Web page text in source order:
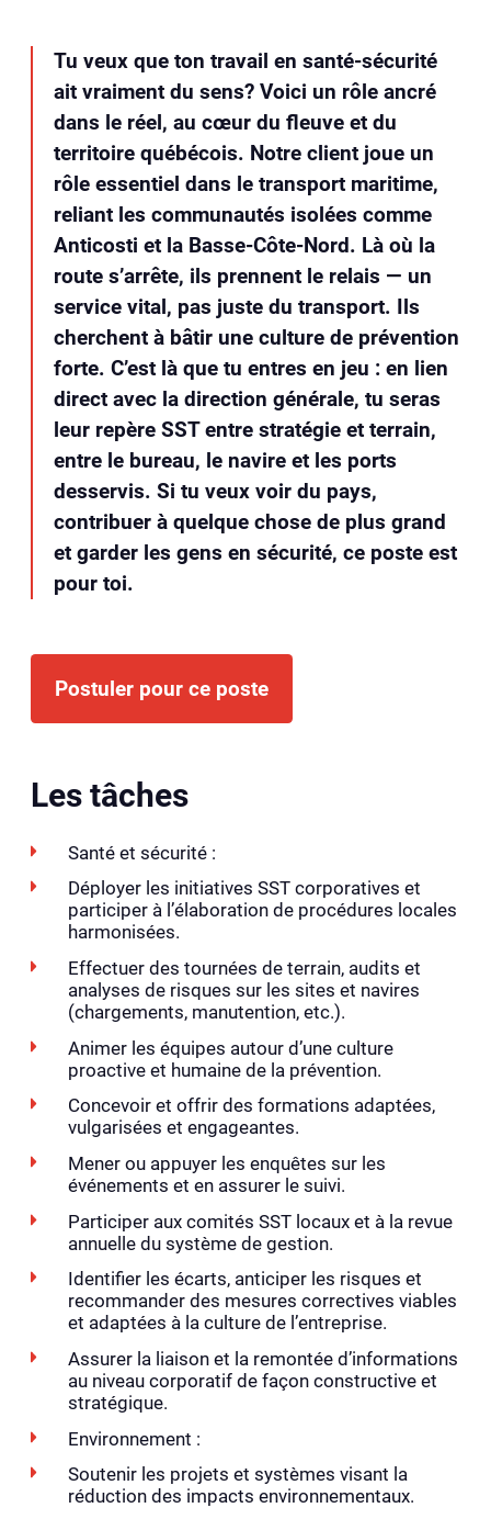
Tu veux que ton travail en santé-sécurité
ait vraiment du sens? Voici un rôle ancré
dans le réel, au cœur du fleuve et du
territoire québécois. Notre client joue un
rôle essentiel dans le transport maritime,
reliant les communautés isolées comme
Anticosti et la Basse-Côte-Nord. Là où la
route s’arrête, ils prennent le relais — un
service vital, pas juste du transport. Ils
cherchent à bâtir une culture de prévention
forte. C’est là que tu entres en jeu : en lien
direct avec la direction générale, tu seras
leur repère SST entre stratégie et terrain,
entre le bureau, le navire et les ports
desservis. Si tu veux voir du pays,
contribuer à quelque chose de plus grand
et garder les gens en sécurité, ce poste est
pour toi.
Postuler pour ce poste
Les tâches
Santé et sécurité :
Déployer les initiatives SST corporatives et
participer à l’élaboration de procédures locales
harmonisées.
Effectuer des tournées de terrain, audits et
analyses de risques sur les sites et navires
(chargements, manutention, etc.).
Animer les équipes autour d’une culture
proactive et humaine de la prévention.
Concevoir et offrir des formations adaptées,
vulgarisées et engageantes.
Mener ou appuyer les enquêtes sur les
événements et en assurer le suivi.
Participer aux comités SST locaux et à la revue
annuelle du système de gestion.
Identifier les écarts, anticiper les risques et
recommander des mesures correctives viables
et adaptées à la culture de l’entreprise.
Assurer la liaison et la remontée d’informations
au niveau corporatif de façon constructive et
stratégique.
Environnement :
Soutenir les projets et systèmes visant la
réduction des impacts environnementaux.